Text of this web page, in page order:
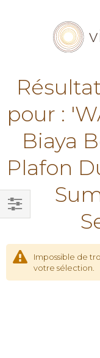
pour :
Biaya
Plafon
Impossible de
votre sélection.
Filtrer